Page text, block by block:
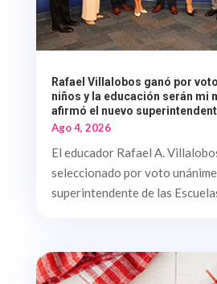
Rafael Villalobos ganó por
niños y la educación serán mi
afirmó el nuevo
Ago 4, 2026
El educador Rafael A.
seleccionado por voto
superintendente de las